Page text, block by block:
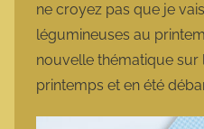
ne croyez pas que je
légumineuses au
nouvelle thématique sur
printemps et en été